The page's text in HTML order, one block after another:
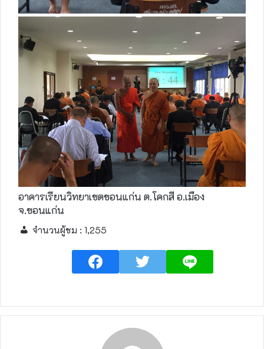
อาคารเรียนวิทยาเขตขอนแก่น ต.โคกสี อ.เมือง
จ.ขอนแก่น
จำนวนผู้ชม : 1,255